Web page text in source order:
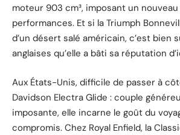
moteur 903 cm³, imposant un
performances. Et si la Triumph
d’un désert salé américain, c’est bien
anglaises qu’elle a bâti sa réputation
Aux États-Unis, difficile de passer à
Davidson Electra Glide : couple
imposante, elle incarne le goût du
compromis. Chez Royal Enfield, la